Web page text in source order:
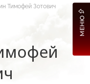
Тимофей Зотович
МЕНЮ